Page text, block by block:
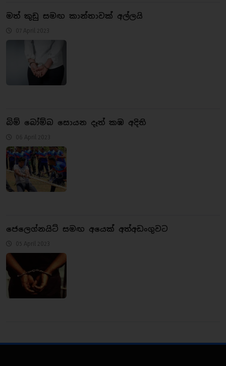
මත් කුඩු සමඟ කාන්තාවක් අල්ලයි
07 April 2023
බිම් බෝම්බ සොයන දෑත් කඹ අදිති
06 April 2023
ජෙලෙග්නයිට් සමඟ අයෙක් අත්අඩංගුවට
05 April 2023